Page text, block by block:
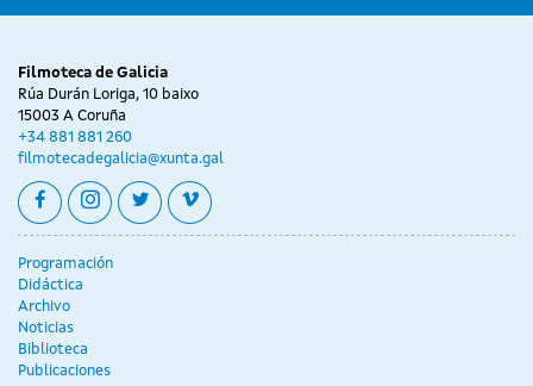
Filmoteca de Galicia
Rúa Durán Loriga, 10 baixo
15003 A Coruña
+34 881 881 260
filmotecadegalicia@xunta.gal
facebookinstagram
twittervimeo
Programación
Didáctica
Archivo
Noticias
Biblioteca
Publicaciones